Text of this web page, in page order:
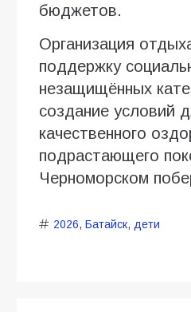
бюджетов.
Организация
поддержку
незащищённых
создание условий
качественного
подрастающего
Черноморском
2026, Батайск, дети